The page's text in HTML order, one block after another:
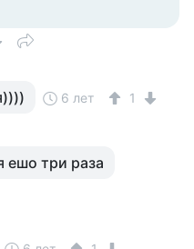
6 лет 1
ешо три раза